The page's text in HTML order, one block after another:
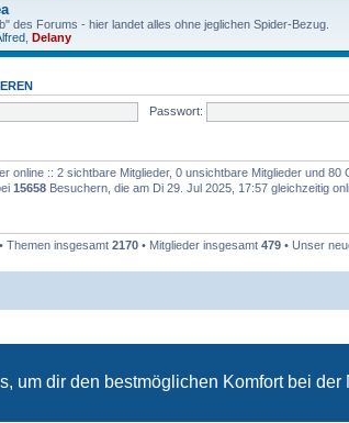
um dir den bestmöglichen Komfort bei der
des Forums - hier landet alles ohne jeglichen Spider-Bezug.
Delany
Passwort:
online :: 2 sichtbare Mitglieder, 0 unsichtbare Mitglieder und
15658 Besuchern, die am Di 29. Jul 2025, 17:57 gleichzeitig
• Themen insgesamt 2170 • Mitglieder insgesamt 479 • Unser